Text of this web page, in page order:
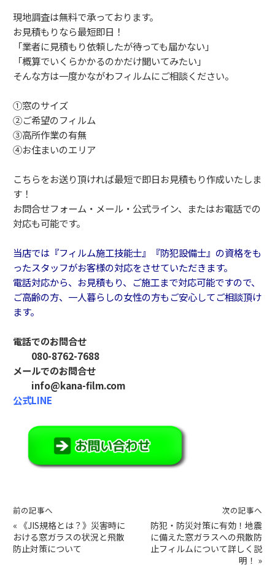
現地調査は無料で承っております。
お見積もりなら最短即日！
「業者に見積もり依頼したが待っても届かない」
「概算でいくらかかるのかだけ聞いてみたい」
そんな方は一度かながわフィルムにご相談ください。
①窓のサイズ
②ご希望のフィルム
③高所作業の有無
④お住まいのエリア
こちらをお送り頂ければ最短で即日お見積もり作成いたしま
す！
お問合せフォーム・メール・公式ライン、またはお電話での
対応も可能です。
当店では『フィルム施工技能士』『防犯設備士』の資格をも
ったスタッフがお客様の対応をさせていただきます。
電話対応から、お見積もり、ご施工まで対応可能ですので、
ご高齢の方、一人暮らしの女性の方もご安心してご相談頂け
ます。
電話でのお問合せ
080-8762-7688
メールでのお問合せ
info@kana-film.com
公式LINE
前の記事へ
« 《JIS規格とは？》災害時に
おける窓ガラスの状況と飛散
防止対策について
次の記事へ
防犯・防災対策に有効！地震
に備えた窓ガラスへの飛散防
止フィルムについて詳しく説
明！ »